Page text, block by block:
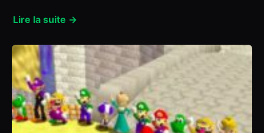
Lire la suite →